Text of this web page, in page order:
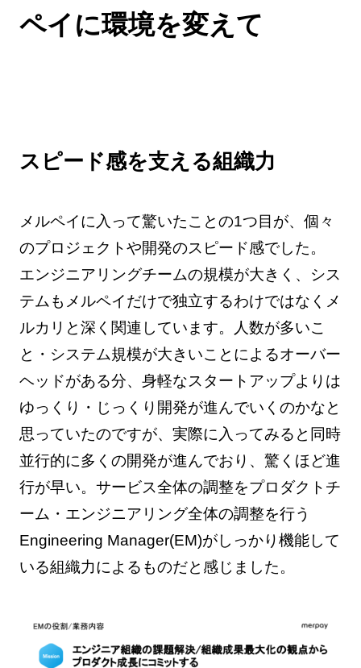
ペイに環境を変えて
スピード感を支える組織力
メルペイに入って驚いたことの1つ目が、個々
のプロジェクトや開発のスピード感でした。
エンジニアリングチームの規模が大きく、シス
テムもメルペイだけで独立するわけではなくメ
ルカリと深く関連しています。人数が多いこ
と・システム規模が大きいことによるオーバー
ヘッドがある分、身軽なスタートアップよりは
ゆっくり・じっくり開発が進んでいくのかなと
思っていたのですが、実際に入ってみると同時
並行的に多くの開発が進んでおり、驚くほど進
行が早い。サービス全体の調整をプロダクトチ
ーム・エンジニアリング全体の調整を行う
Engineering Manager(EM)がしっかり機能して
いる組織力によるものだと感じました。